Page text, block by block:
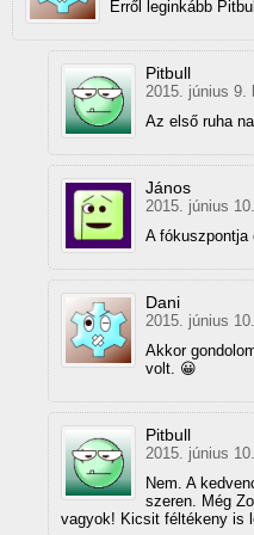
Erről leginkább
Pitbull
2015. június 9.
Az első ruha
János
2015. június
A
Dani
2015. június
Akkor
volt. 😀
Pitbull
2015. június
Nem. A
szeren. Még
vagyok! Kicsit féltékeny is